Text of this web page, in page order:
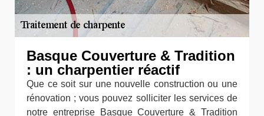
Basque Couverture & Tradition
: un charpentier réactif
Que ce soit sur une nouvelle construction ou une
rénovation ; vous pouvez solliciter les services de
notre entreprise Basque Couverture & Tradition